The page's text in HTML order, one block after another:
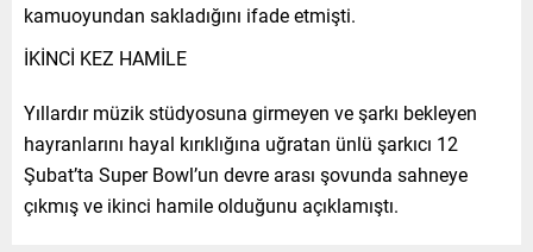
kamuoyundan sakladığını ifade etmişti.
İKİNCİ KEZ HAMİLE
Yıllardır müzik stüdyosuna girmeyen ve şarkı bekleyen
hayranlarını hayal kırıklığına uğratan ünlü şarkıcı 12
Şubat’ta Super Bowl’un devre arası şovunda sahneye
çıkmış ve ikinci hamile olduğunu açıklamıştı.